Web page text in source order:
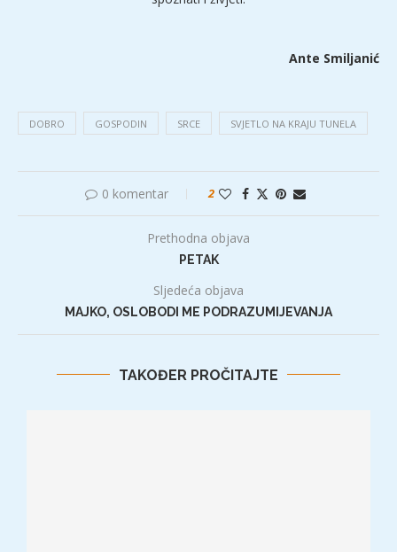
Ante Smiljanić
DOBRO GOSPODIN SRCE SVJETLO NA KRAJU TUNELA
0 komentar 2
Prethodna objava
PETAK
Sljedeća objava
MAJKO, OSLOBODI ME PODRAZUMIJEVANJA
TAKOĐER PROČITAJTE